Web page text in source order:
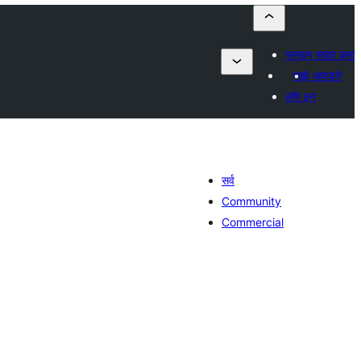
प्लगइन सादर करा
माझे आवडते
लॉग इन
सर्व
Community
Commercial